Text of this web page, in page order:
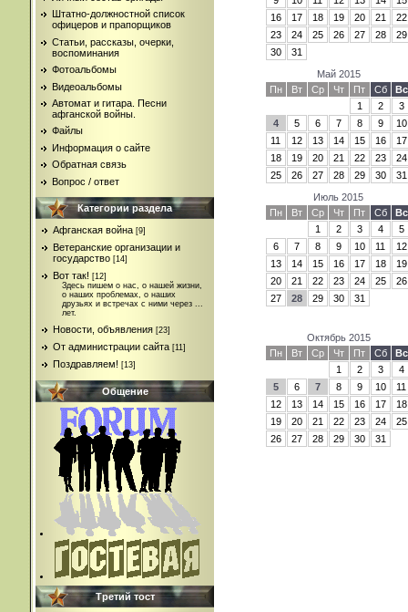
Штатно-должностной список
офицеров и прапорщиков
Статьи, рассказы, очерки,
воспоминания
Фотоальбомы
Видеоальбомы
Автомат и гитара. Песни
афганской войны.
Файлы
Информация о сайте
Обратная связь
Вопрос / ответ
Категории раздела
Афганская война [9]
Ветеранские организации и
государство [14]
Вот так! [12]
Здесь пишем о нас, о нашей жизни,
о наших проблемах, о наших
друзьях и встречах с ними через ...
лет.
Новости, объявления [23]
От администрации сайта [11]
Поздравляем! [13]
Общение
Третий тост
16
17 18 19 20 21
22
23
24 25 26 27 28
29
30
31
Май 2015
Пн
Вт Ср Чт Пт Сб
Вс
1
2
3
4
5 6 7 8 9
10
11
12 13 14 15 16
17
18
19 20 21 22 23
24
25
26 27 28 29 30
31
Июль 2015
Пн
Вт Ср Чт Пт Сб
Вс
1
2 3 4
5
6
7 8 9 10 11
12
13
14 15 16 17 18
19
20
21 22 23 24 25
26
27
28 29 30 31
Октябрь 2015
Пн
Вт Ср Чт Пт Сб
Вс
1
2 3
4
5
6 7 8 9 10
11
12
13 14 15 16 17
18
19
20 21 22 23 24
25
26
27 28 29 30 31